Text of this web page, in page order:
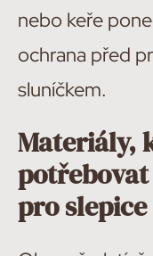
nebo keře
ochrana před
sluníčkem.
Materiály,
pro slepice